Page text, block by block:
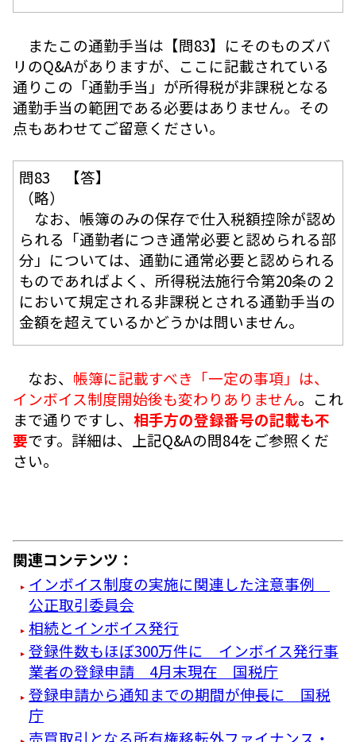
またこの通勤手当は【問83】にそのものズバ
リのQ&Aがありますが、ここに記載されている
通りこの「通勤手当」が所得税が非課税となる
通勤手当の範囲である必要はありません。その
点もあわせてご留意ください。
問83 【答】
（略）
なお、帳簿のみの保存で仕入税額控除が認め
られる「通勤者につき通常必要と認められる部
分」については、通勤に通常必要と認められる
ものであればよく、所得税法施行令第20条の２
において規定される非課税とされる通勤手当の
金額を超えているかどうかは問いません。
なお、 帳簿に記載すべき「一定の事項」は、
インボイス制度開始後も変わりありません。これ
まで通りですし、 相手方の登録番号の記載も不
要です。詳細は、上記Q&Aの問84をご参照くだ
さい。
関連コンテンツ：
インボイス制度の実施に関連した注意事例
公正取引委員会
相続とインボイス発行
登録件数もほぼ300万件に インボイス発行事
業者の登録申請 4月末現在 国税庁
登録申請から通知までの期間が伸長に 国税
庁
売買取引となる所有権移転外ファイナンス・